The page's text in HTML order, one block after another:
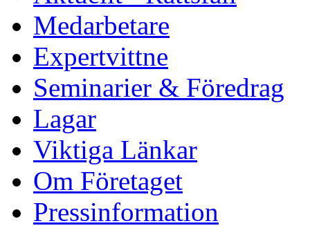
Medarbetare
Expertvittne
Seminarier & Föredrag
Lagar
Viktiga Länkar
Om Företaget
Pressinformation